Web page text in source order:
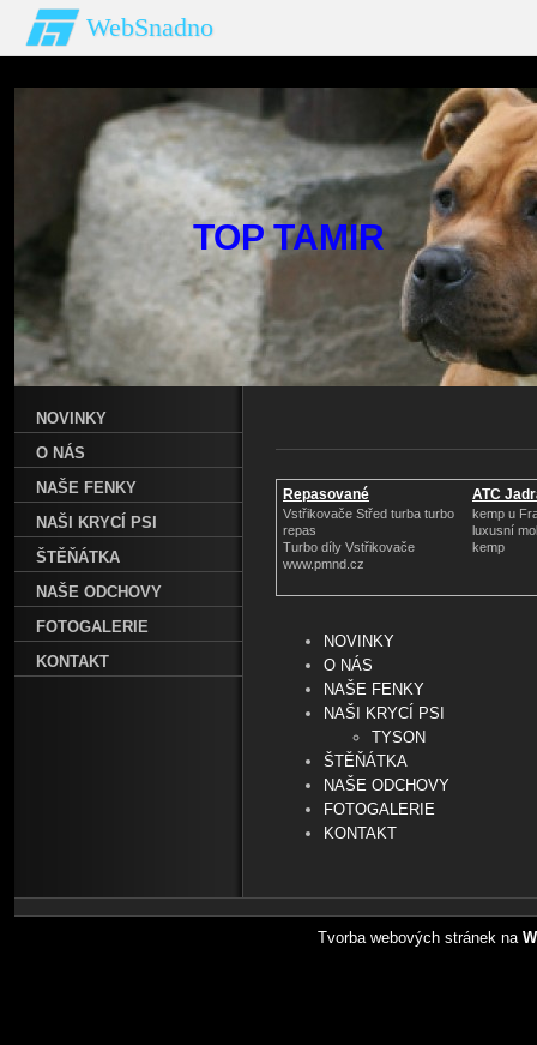
WebSnadno
TOP
Repasované
Turbodmychadlo
Vstřikovače Střed turba turbo
repas
Turbo díly Vstřikovače
www.pmnd.cz
ATC
kemp u
luxusní
kemp
NOVINKY
O NÁS
NAŠE FENKY
NAŠI KRYCÍ PSI
TYSON
ŠTĚŇÁTKA
NAŠE ODCHOVY
FOTOGALERIE
KONTAKT
NOVINKY
O NÁS
NAŠE FENKY
NAŠI KRYCÍ PSI
ŠTĚŇÁTKA
NAŠE ODCHOVY
FOTOGALERIE
KONTAKT
Tvorba webových stránek na